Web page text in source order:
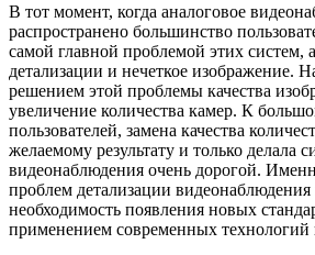
В тот момент, когда аналоговое
распространено большинство
самой главной проблемой этих систем,
детализации и нечеткое изображение.
решением этой проблемы качества
увеличение количества камер. К
пользователей, замена качества
желаемому результату и только делала
видеонаблюдения очень дорогой.
проблем детализации
необходимость появления новых
применением современных технологий